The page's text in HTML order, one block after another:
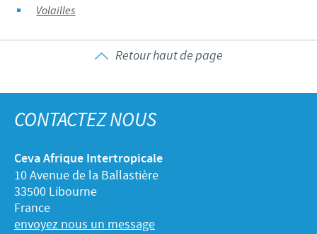
Volailles
Retour haut de page
CONTACTEZ NOUS
Ceva Afrique Intertropicale
10 Avenue de la Ballastière
33500 Libourne
France
envoyez nous un message